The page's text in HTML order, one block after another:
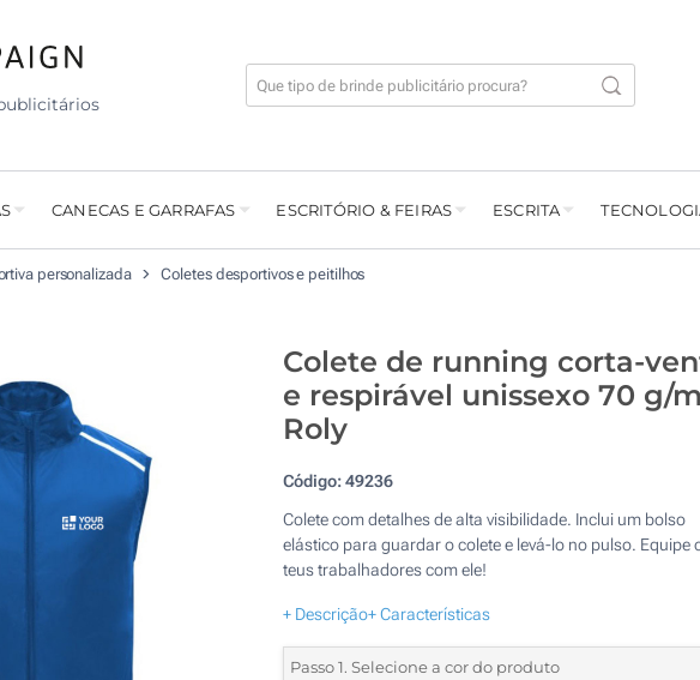
CANECAS E GARRAFAS ESCRITÓRIO & FEIRAS ESCRITA
personalizada Coletes desportivos e peitilhos
Colete de running corta-
e respirável unissexo 70 g/
Roly
Código:49236
Colete com detalhes de alta visibilidade. Inclui um bolso
elástico para guardar o colete e levá-lo no pulso. Equipe
teus trabalhadores com ele!
+ Descrição+ Características
Passo 1. Selecione a cor do produto